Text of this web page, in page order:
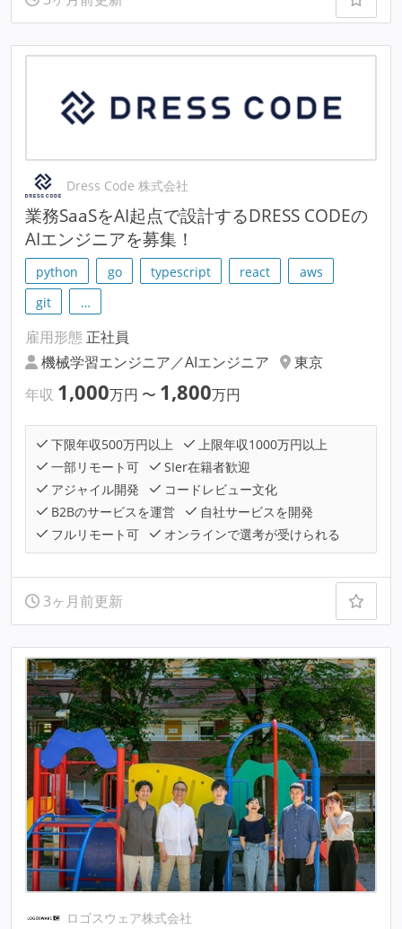
Dress Code 株式会社
業務SaaSをAI起点で設計するDRESS CODEの
AIエンジニアを募集！
python go typescript react
aws
git
…
雇用形態 正社員
機械学習エンジニア／AIエンジニア
東京
年収 1,000万円 〜 1,800万円
下限年収500万円以上
上限年収1000万円以上
一部リモート可
SIer在籍者歓迎
アジャイル開発
コードレビュー文化
B2Bのサービスを運営
自社サービスを開発
フルリモート可
オンラインで選考が受けられる
3ヶ月前更新
ロゴスウェア株式会社